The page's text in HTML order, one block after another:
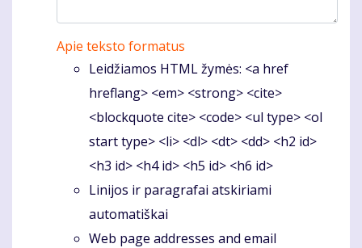
Apie teksto formatus
Leidžiamos HTML žymės: <a href
hreflang> <em> <strong> <cite>
<blockquote cite> <code> <ul type> <ol
start type> <li> <dl> <dt> <dd> <h2 id>
<h3 id> <h4 id> <h5 id> <h6 id>
Linijos ir paragrafai atskiriami
automatiškai
Web page addresses and email